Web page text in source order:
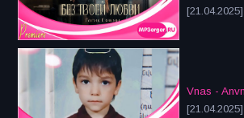
Vnas -